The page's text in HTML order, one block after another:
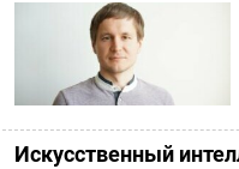
Искусственный